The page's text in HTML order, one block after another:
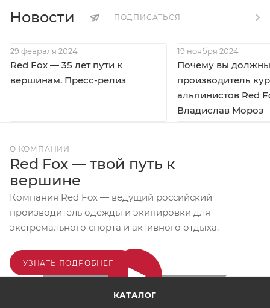
Новости ПОДПИСАТЬСЯ
29 февраля 2024
Red Fox — 35 лет пути к
вершинам. Пресс-релиз
19 ноября 2024
Почему вы должны
производитель
альпинистов Red
Владислав Мороз
О КОМПАНИИ
Red Fox — твой путь к
вершине
Компания Red Fox — ведущий российский
производитель одежды и экипировки для
экстремального спорта и активного отдыха.
УЗНАТЬ ПОДРОБНЕЕ...
КАТАЛОГ